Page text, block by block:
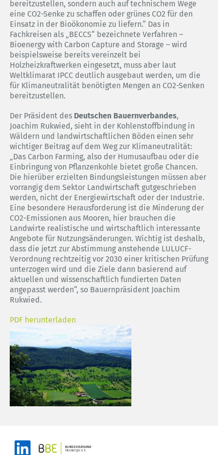
bereitzustellen, sondern auch auf technischem Wege
eine CO2-Senke zu schaffen oder grünes CO2 für den
Einsatz in der Bioökonomie zu liefern.“ Das in
Fachkreisen als „BECCS“ bezeichnete Verfahren –
Bioenergy with Carbon Capture and Storage – wird
beispielsweise bereits vereinzelt bei
Holzheizkraftwerken eingesetzt, muss aber laut
Weltklimarat IPCC deutlich ausgebaut werden, um die
für Klimaneutralität benötigten Mengen an CO2-Senken
bereitzustellen.
Der Präsident des Deutschen Bauernverbandes,
Joachim Rukwied, sieht in der Kohlenstoffbindung in
Wäldern und landwirtschaftlichen Böden einen sehr
wichtiger Beitrag auf dem Weg zur Klimaneutralität:
„Das Carbon Farming, also der Humusaufbau oder die
Einbringung von Pflanzenkohle bietet große Chancen.
Die hierüber erzielten Bindungsleistungen müssen aber
vorrangig dem Sektor Landwirtschaft gutgeschrieben
werden, nicht der Energiewirtschaft oder der Industrie.
Eine besondere Herausforderung ist die Minderung der
CO2-Emissionen aus Mooren, hier brauchen die
Landwirte realistische und wirtschaftlich interessante
Angebote für Nutzungsänderungen. Wichtig ist deshalb,
dass die jetzt zur Abstimmung anstehende LULUCF-
Verordnung rechtzeitig vor 2030 einer kritischen Prüfung
unterzogen wird und die Ziele dann basierend auf
aktuellen und wissenschaftlich fundierten Daten
angepasst werden“, so Bauernpräsident Joachim
Rukwied.
PDF herunterladen